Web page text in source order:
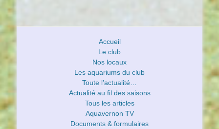
Accueil
Le club
Nos locaux
Les aquariums du club
Toute l’actualité…
Actualité au fil des saisons
Tous les articles
Aquavernon TV
Documents & formulaires